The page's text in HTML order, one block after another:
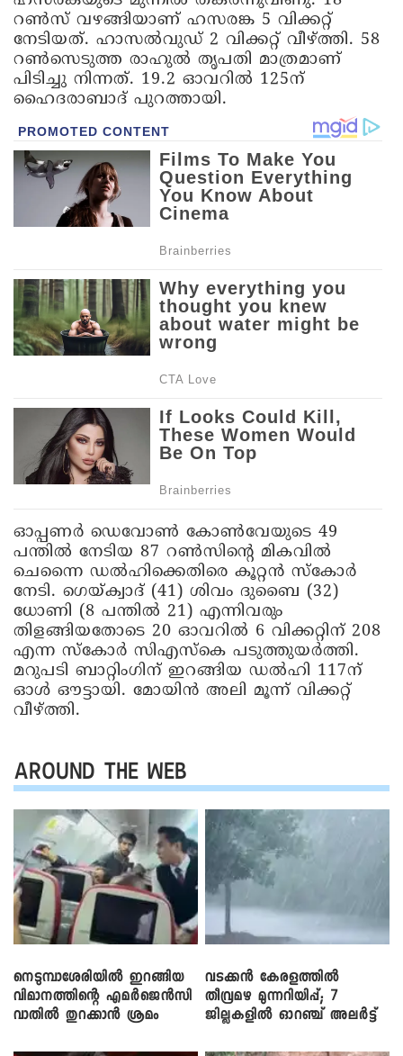
റൺസ് വഴങ്ങിയാണ് ഹസരങ്ക 5 വിക്കറ്റ്
നേടിയത്. ഹാസൽവുഡ് 2 വിക്കറ്റ് വീഴ്ത്തി. 58
റൺസെടുത്ത രാഹുൽ തൃപതി മാത്രമാണ്
പിടിച്ചു നിന്നത്. 19.2 ഓവറിൽ 125ന്
ഹൈദരാബാദ് പുറത്തായി.
ഓപ്പണർ ഡെവോൺ കോൺവേയുടെ 49
പന്തിൽ നേടിയ 87 റൺസിന്റെ മികവിൽ
ചെന്നൈ ഡൽ​ഹിക്കെതിരെ കൂറ്റൻ സ്കോർ
നേടി. ​ഗെയ്ക്വാദ് (41) ശിവം ദുബൈ (32)
ധോണി (8 പന്തിൽ 21) എന്നിവരും
തിളങ്ങിയതോടെ 20 ഓവറിൽ 6 വിക്കറ്റിന് 208
എന്ന സ്കോർ സിഎസ്കെ പടുത്തുയർത്തി.
മറുപടി ബാറ്റിം​ഗിന് ഇറങ്ങിയ ഡൽഹി 117ന്
ഓൾ ഔട്ടായി. മോയിൻ അലി മൂന്ന് വിക്കറ്റ്
വീഴ്ത്തി.
AROUND THE WEB
നെടുമ്പാശേരിയിൽ ഇറങ്ങിയ
വിമാനത്തിന്റെ എമർജെൻസി
വാതിൽ തുറക്കാൻ ശ്രമം
വടക്കൻ കേരളത്തിൽ
തീവ്രമഴ മുന്നറിയിപ്പ്; 7
ജില്ലകളിൽ ഓറഞ്ച് അലർട്ട്